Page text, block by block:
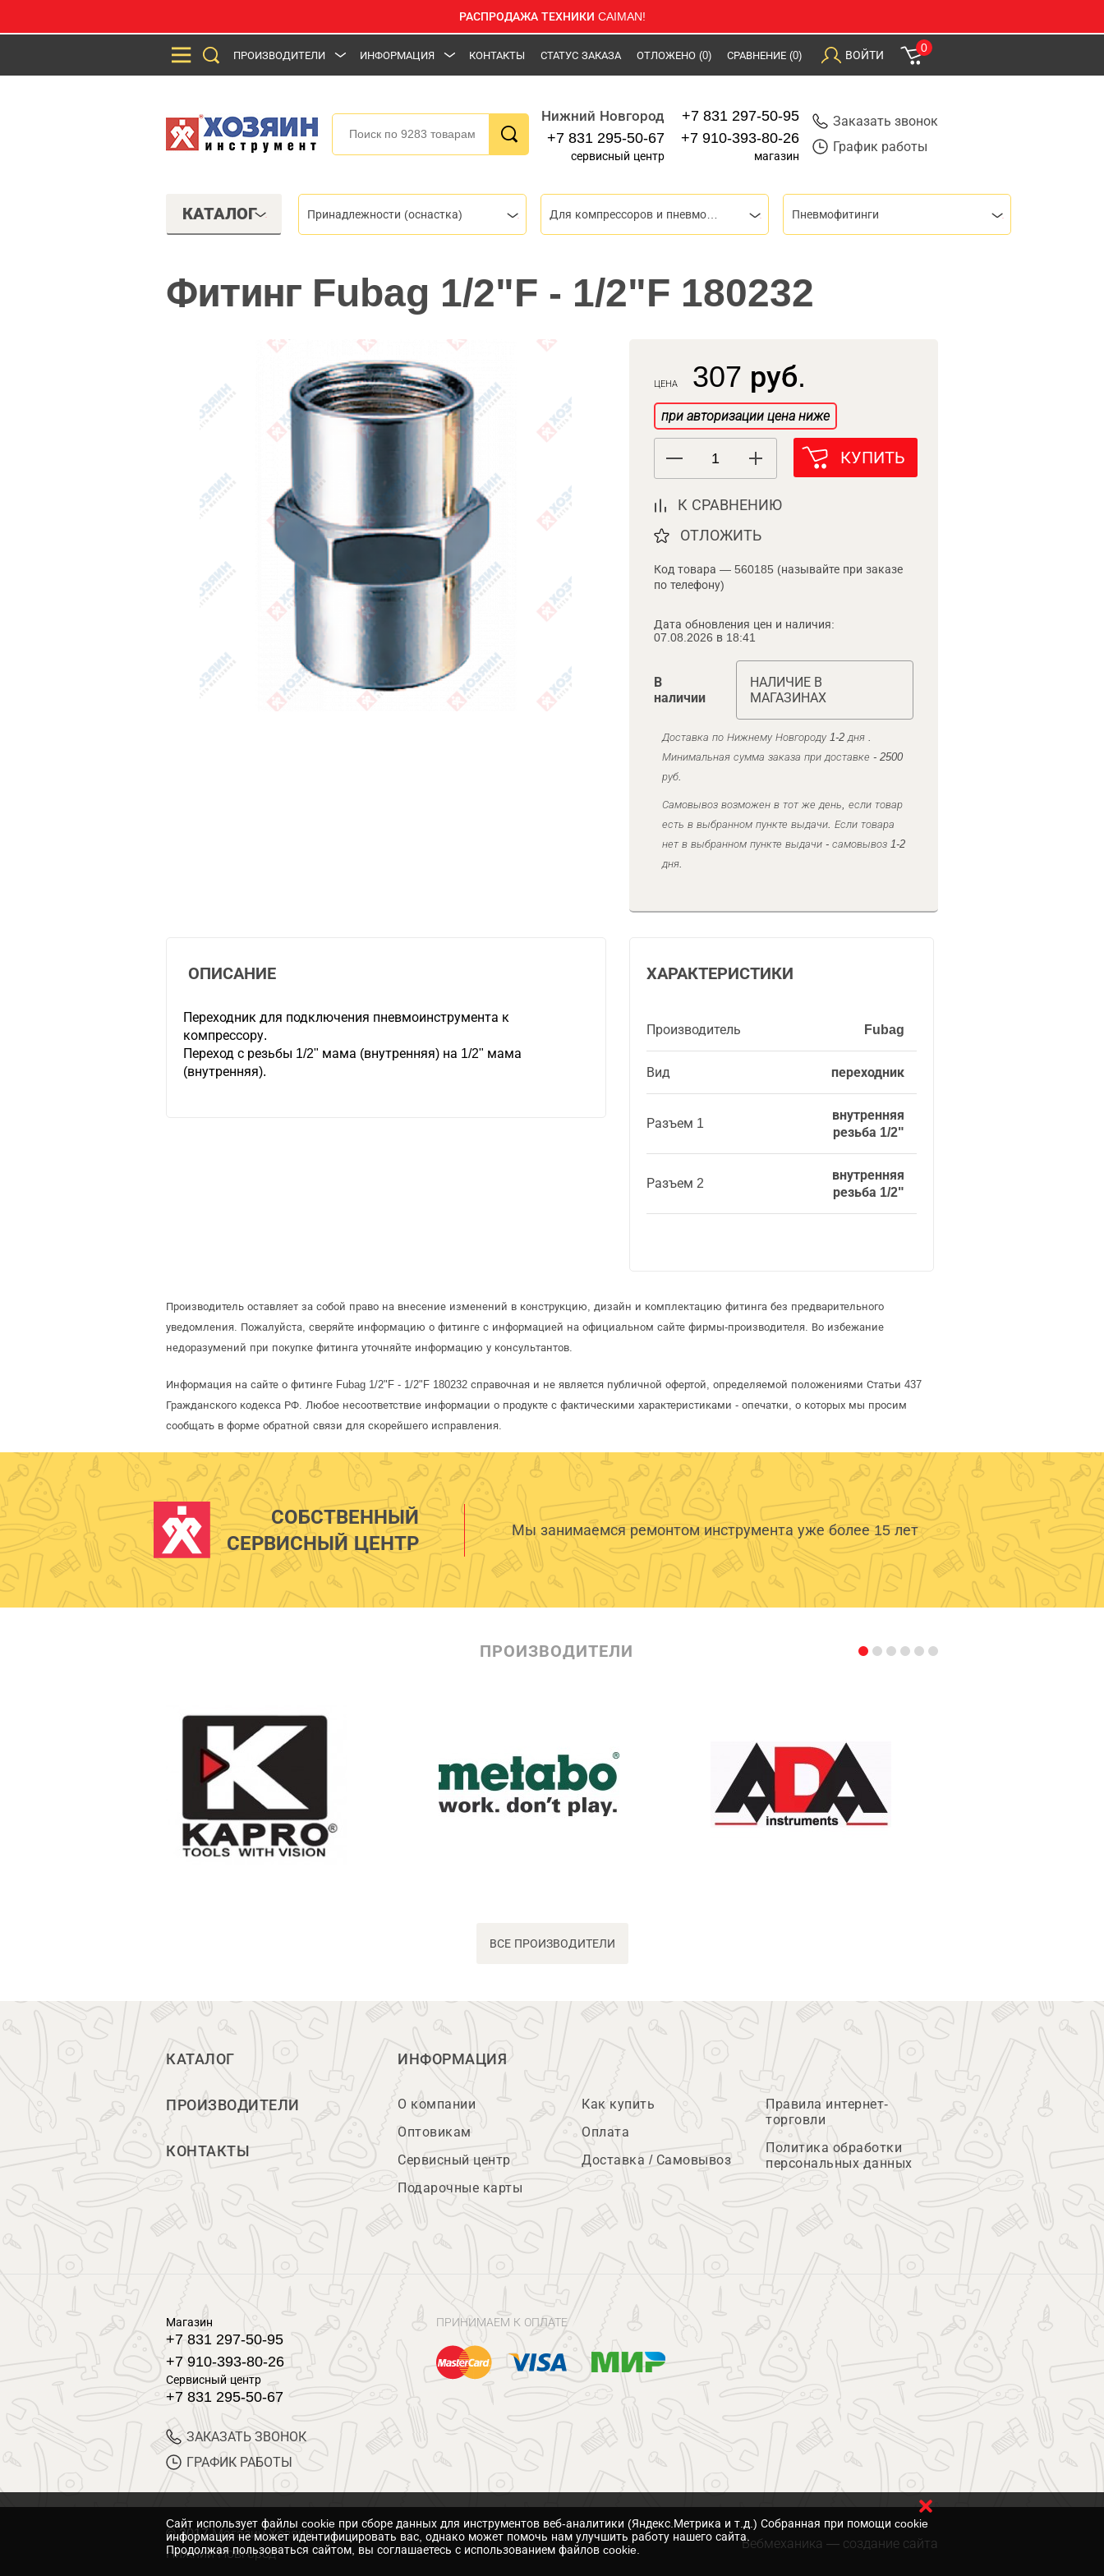
РАСПРОДАЖА ТЕХНИКИ CAIMAN!
ПРОИЗВОДИТЕЛИ ИНФОРМАЦИЯ КОНТАКТЫ СТАТУС ЗАКАЗА ОТЛОЖЕНО (0) СРАВНЕНИЕ (0) ВОЙТИ
0
Нижний Новгород
+7 831 295-50-67
сервисный центр
+7 831 297-50-95
+7 910-393-80-26
магазин
Заказать звонок
График работы
КАТАЛОГ Принадлежности (оснастка) Пневмофитинги
Фитинг Fubag 1/2"F - 1/2"F 180232
ЦЕНА 307 руб.
при авторизации цена ниже
КУПИТЬ
К СРАВНЕНИЮ
ОТЛОЖИТЬ
Код товара — 560185 (называйте при заказе
по телефону)
Дата обновления цен и наличия:
07.08.2026 в 18:41
В
наличии
НАЛИЧИЕ В
МАГАЗИНАХ
Доставка по Нижнему Новгороду 1-2 дня .
Минимальная сумма заказа при доставке - 2500
руб.
Самовывоз возможен в тот же день, если товар
есть в выбранном пункте выдачи. Если товара
нет в выбранном пункте выдачи - самовывоз 1-2
дня.
ХАРАКТЕРИСТИКИ
Производитель Fubag
Вид переходник
Разъем 1
внутренняя
резьба 1/2"
Разъем 2
внутренняя
резьба 1/2"
ОПИСАНИЕ
Переходник для подключения пневмоинструмента к
компрессору.
Переход с резьбы 1/2" мама (внутренняя) на 1/2" мама
(внутренняя).
Производитель оставляет за собой право на внесение изменений в конструкцию, дизайн и комплектацию фитинга без предварительного
уведомления. Пожалуйста, сверяйте информацию о фитинге с информацией на официальном сайте фирмы-производителя. Во избежание
недоразумений при покупке фитинга уточняйте информацию у консультантов.
Информация на сайте о фитинге Fubag 1/2"F - 1/2"F 180232 справочная и не является публичной офертой, определяемой положениями Статьи 437
Гражданского кодекса РФ. Любое несоответствие информации о продукте с фактическими характеристиками - опечатки, о которых мы просим
сообщать в форме обратной связи для скорейшего исправления.
СОБСТВЕННЫЙ
СЕРВИСНЫЙ ЦЕНТР
Мы занимаемся ремонтом инструмента уже более 15 лет
ПРОИЗВОДИТЕЛИ
ВСЕ ПРОИЗВОДИТЕЛИ
КАТАЛОГ
ПРОИЗВОДИТЕЛИ
КОНТАКТЫ
ИНФОРМАЦИЯ
О компании
Оптовикам
Сервисный центр
Подарочные карты
Как купить
Оплата
Доставка / Самовывоз
Правила интернет-
торговли
Политика обработки
персональных данных
Магазин
+7 831 297-50-95
+7 910-393-80-26
Сервисный центр
+7 831 295-50-67
ЗАКАЗАТЬ ЗВОНОК
ГРАФИК РАБОТЫ
ПРИНИМАЕМ К ОПЛАТЕ
© 2017 Магазин Хозяин
Нижний Новгород
Вебмеханика — создание сайта
Cайт использует файлы cookie при сборе данных для инструментов веб-аналитики (Яндекс.Метрика и т.д.) Собранная при помощи cookie
информация не может идентифицировать вас, однако может помочь нам улучшить работу нашего сайта.
Продолжая пользоваться сайтом, вы соглашаетесь с использованием файлов cookie.